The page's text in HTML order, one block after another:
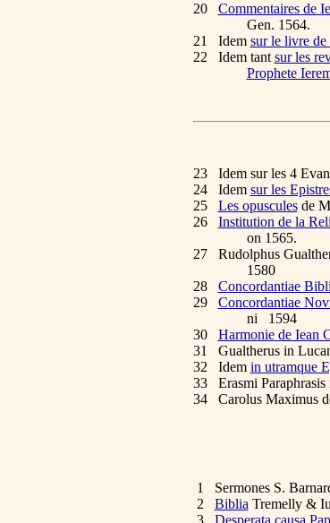
20 Commentaires de
Gen. 1564.
21 Idem sur le livre de
22 Idem tant sur les
Prophete
23 Idem sur les 4
24 Idem sur les
25 Les opusculesde
26 Institution de la
on 1565.
27 Rudolphus
1580
28 Concordantiae
29 Concordantiae
ni 1594
30 Harmonie de Iean
31 Gualtherus in
32 Idem in utramque
33 Erasmi Paraphrasis
34 Carolus Maximus
1 Sermones S.
2 Biblia Tremelly &
3 Desperata causa